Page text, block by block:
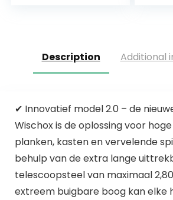
Description Additional
✔ Innovatief model 2.0 – de
Wischox is de oplossing voor
planken, kasten en vervelende
behulp van de extra lange
telescoopsteel van maximaal
extreem buigbare boog kan elke